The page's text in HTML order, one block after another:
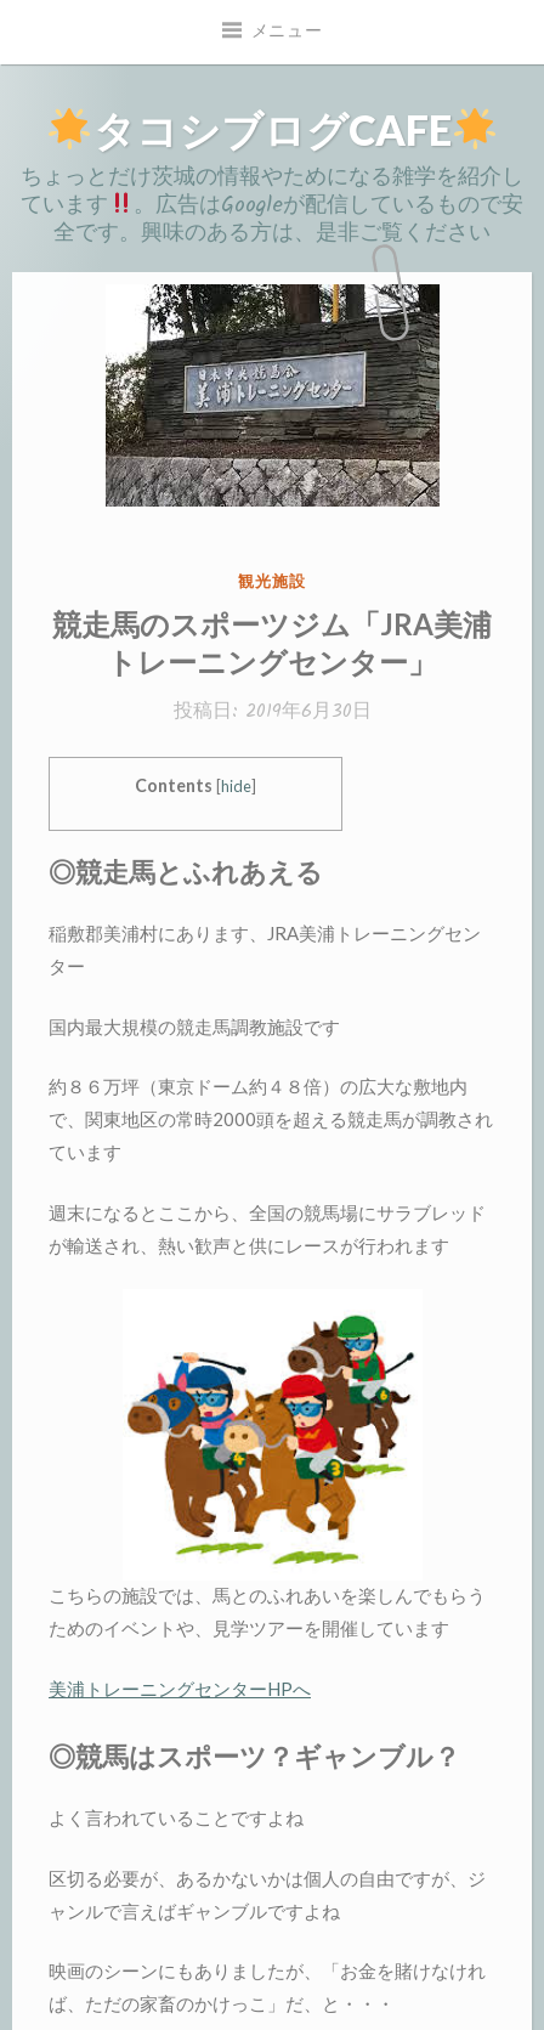
メニュー
タコシブログCAFE
ちょっとだけ茨城の情報やためになる雑学を紹介し
ています
。広告はGoogleが配信しているもので安
全です。興味のある方は、是非ご覧ください
カ
リ
観光施設
競走馬のスポーツジム「JRA美浦
トレーニングセンター」
投稿日: 2019年6月30日
Contents [hide]
◎競走馬とふれあえる
稲敷郡美浦村にあります、JRA美浦トレーニングセン
ター
国内最大規模の競走馬調教施設です
約８６万坪（東京ドーム約４８倍）の広大な敷地内
で、関東地区の常時2000頭を超える競走馬が調教され
ています
週末になるとここから、全国の競馬場にサラブレッド
が輸送され、熱い歓声と供にレースが行われます
こちらの施設では、馬とのふれあいを楽しんでもらう
ためのイベントや、見学ツアーを開催しています
美浦トレーニングセンターHPへ
◎競馬はスポーツ？ギャンブル？
よく言われていることですよね
区切る必要が、あるかないかは個人の自由ですが、ジ
ャンルで言えばギャンブルですよね
映画のシーンにもありましたが、「お金を賭けなけれ
ば、ただの家畜のかけっこ」だ、と・・・